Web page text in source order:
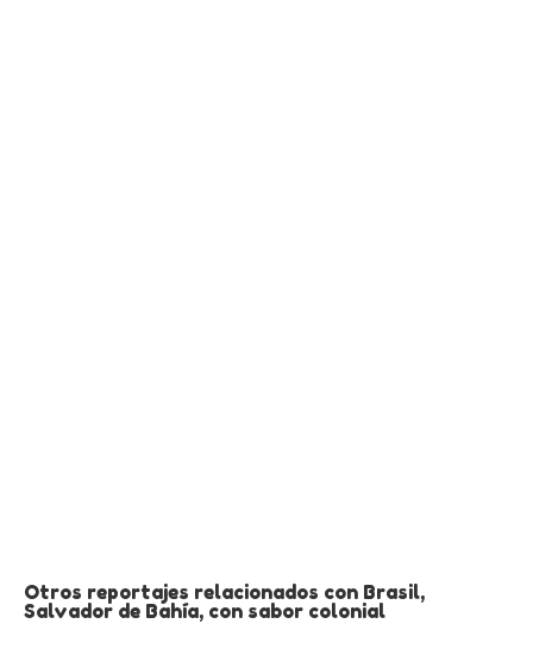
Otros reportajes relacionados con Brasil,
Salvador de Bahía, con sabor colonial